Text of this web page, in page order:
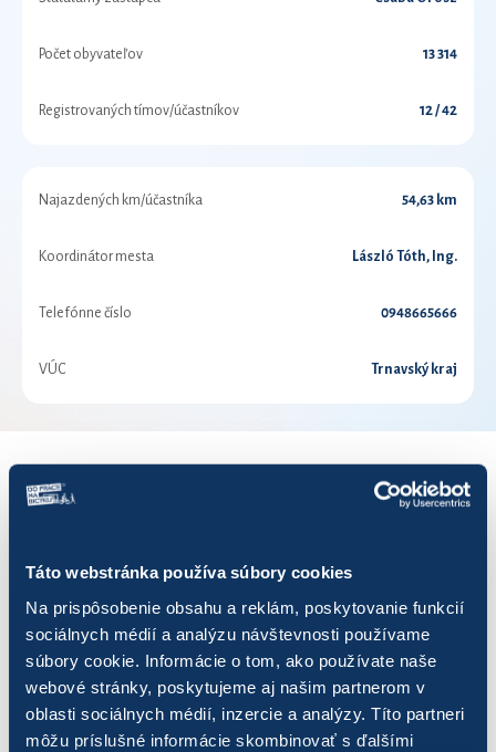
Táto webstránka používa súbory cookies
Na prispôsobenie obsahu a reklám, poskytovanie funkcií
sociálnych médií a analýzu návštevnosti používame
súbory cookie. Informácie o tom, ako používate naše
webové stránky, poskytujeme aj našim partnerom v
oblasti sociálnych médií, inzercie a analýzy. Títo partneri
môžu príslušné informácie skombinovať s ďalšími
Počet obyvateľov 13 314
Registrovaných tímov/účastníkov 12 / 42
Najazdených km/účastníka 54,63 km
Koordinátor mesta László Tóth, Ing.
Telefónne číslo 0948665666
VÚC Trnavský kraj
VÝSLEDKY PRE ROK 2020
Zobraziť výsledkov
Názov Počet jázd Najazdených km
BIBLIObikerek 120 102,62